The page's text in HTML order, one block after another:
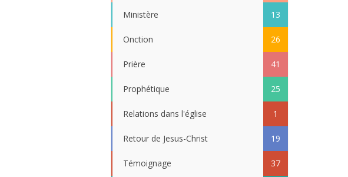
Ministère 13
Onction 26
Prière 41
Prophétique 25
Relations dans l'église 1
Retour de Jesus-Christ 19
Témoignage 37